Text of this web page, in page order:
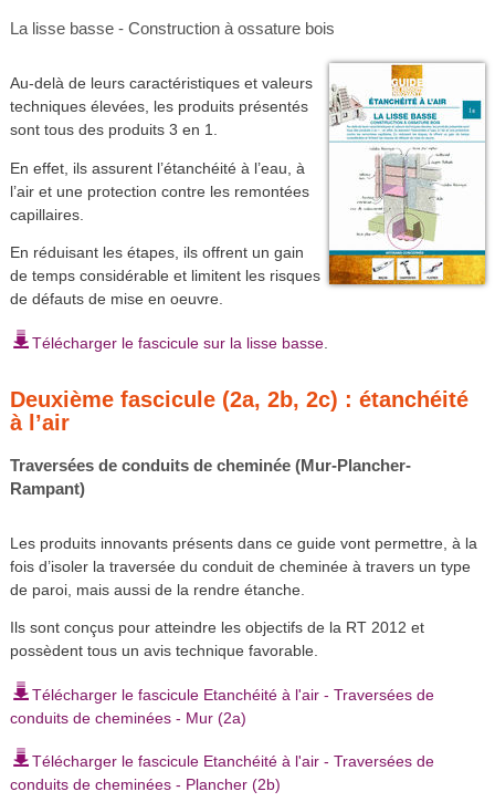
La lisse basse - Construction à ossature bois
Au-delà de leurs caractéristiques et valeurs
techniques élevées, les produits présentés
sont tous des produits 3 en 1.
En effet, ils assurent l’étanchéité à l’eau, à
l’air et une protection contre les remontées
capillaires.
En réduisant les étapes, ils offrent un gain
de temps considérable et limitent les risques
de défauts de mise en oeuvre.
Télécharger le fascicule sur la lisse basse.
Deuxième fascicule (2a, 2b, 2c) : étanchéité
à l’air
Traversées de conduits de cheminée (Mur-Plancher-
Rampant)
Les produits innovants présents dans ce guide vont permettre, à la
fois d’isoler la traversée du conduit de cheminée à travers un type
de paroi, mais aussi de la rendre étanche.
Ils sont conçus pour atteindre les objectifs de la RT 2012 et
possèdent tous un avis technique favorable.
Télécharger le fascicule Etanchéité à l'air - Traversées de
conduits de cheminées - Mur (2a)
Télécharger le fascicule Etanchéité à l'air - Traversées de
conduits de cheminées - Plancher (2b)